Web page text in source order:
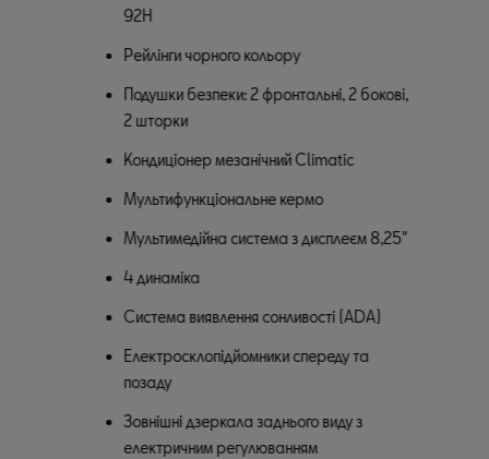
92H
Рейлінги чорного кольору
Подушки безпеки: 2 фронтальні, 2 бокові,
2 шторки
Кондиціонер мезанічний Climatic
Мультифункціональне кермо
Мультимедійна система з дисплеєм 8,25"
4 динаміка
Система виявлення сонливості (ADA)
Електросклопідйомники спереду та
позаду
Зовнішні дзеркала заднього виду з
електричним регулюванням